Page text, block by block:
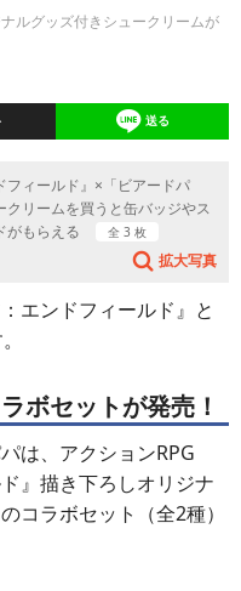
ルグッズ付きシュークリームが
送る
フィールド』×「ビアードパ
リームを買うと缶バッジやス
がもらえる
全 3 枚
拡大写真
エンドフィールド』と
ボセットが発売！
は、アクションRPG
』描き下ろしオリジナ
コラボセット（全2種）